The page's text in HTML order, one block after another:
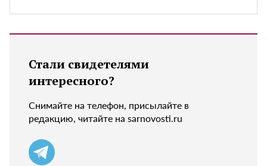
Стали свидетелями
интересного?
Снимайте на телефон, присылайте в
редакцию, читайте на sarnovosti.ru